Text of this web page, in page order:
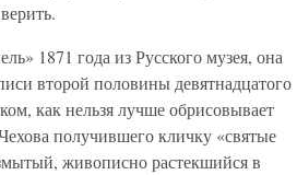
1871 года из Русского музея, она
второй половины девятнадцатого
как нельзя лучше обрисовывает
получившего кличку «святые
живописно растекшийся в